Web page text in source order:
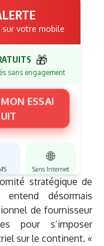
sur votre mobile
🎁
sans engagement
ESSAI
🌐
Sans Internet
stratégique de
entend désormais
de fournisseur
pour s’imposer
sur le continent. «